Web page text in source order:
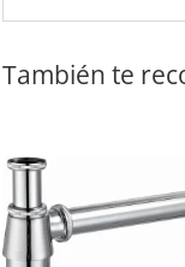
También te